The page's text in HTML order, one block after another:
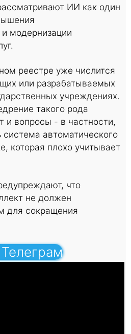
ИИ как один
и модернизации
реестре уже числится
или разрабатываемых
учреждениях.
такого рода
и вопросы - в частности,
система автоматического
которая плохо учитывает
что
не должен
для сокращения